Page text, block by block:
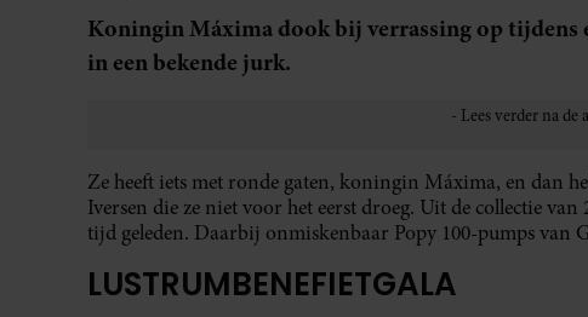
Koningin Máxima dook bij verrassing op tijdens
in een bekende jurk.
Ze heeft iets met ronde gaten, koningin Máxima, en dan
Iversen die ze niet voor het eerst droeg. Uit de collectie
tijd geleden. Daarbij onmiskenbaar Popy 100-pumps van
LUSTRUMBENEFIETGALA